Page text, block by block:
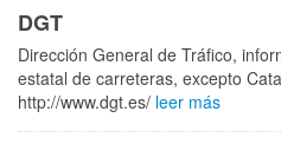
DGT
Dirección General de Tráfico,
estatal de carreteras, excepto
http://www.dgt.es/ leer más